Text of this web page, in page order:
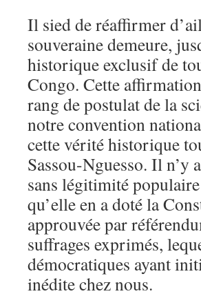
Il sied de réaffirmer
souveraine demeure,
historique exclusif de
Congo. Cette
rang de postulat de la
notre convention
cette vérité historique
Sassou-Nguesso. Il
sans légitimité
qu’elle en a doté la
approuvée par
suffrages exprimés,
démocratiques ayant
inédite chez nous.